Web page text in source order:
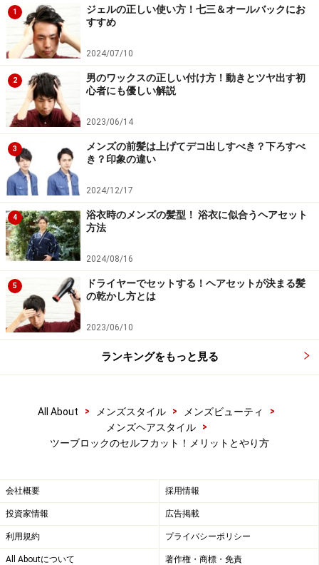
ツーブロックを自分でやる！セルフカット
に必要な道具“バリカン”
短髪でもおしゃれに決まるツーブロックですが、刈り上
げ部分の伸びが早くこまめに美容院に行かないとスタイ
ルがキーブできないという短髪ならではの悩みも。そん
な時はセルフカットがおすすめ。今回は、バリカンを使
った自宅でのツーブロックのやり方をご紹介します。
セルフカットにマストなバリカン
バリカンは、ツーブロックのマストアイテム。アタッチ
メントを変えるだけで刈り上げの長さを調節することが
でき、初心者でも簡単に刈り上げを作れます。3000円位
から購入可能なので、セルフカットにトライする時には
ぜひ揃えておきましょう。
1．刈り上げる部分を決める
まずは定番のサイドのツーブロックからマスターすると
簡単です。生え際の出っ張っている部分と、耳後ろのラ
1
ジェルの正しい使い方！七三＆オールバックにお
すすめ
2024/07/10
2
男のワックスの正しい付け方！動きとツヤ出す初
心者にも優しい解説
2023/06/14
3
メンズの前髪は上げてデコ出しすべき？下ろすべ
き？印象の違い
2024/12/17
4
浴衣時のメンズの髪型！ 浴衣に似合うヘアセット
方法
2024/08/16
5
ドライヤーでセットする！ヘアセットが決まる髪
の乾かし方とは
2023/06/10
ランキングをもっと見る
All About > メンズスタイル > メンズビューティ
>
メンズヘアスタイル
>
ツーブロックのセルフカット！メリットとやり方
会社概要 採用情報
投資家情報 広告掲載
利用規約 プライバシーポリシー
All Aboutについて 著作権・商標・免責